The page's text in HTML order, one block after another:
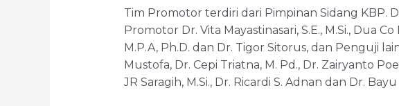
Tim Promotor terdiri dari Pimpinan Sidang KBP.
Promotor Dr. Vita Mayastinasari, S.E., M.Si., Dua
M.P.A, Ph.D. dan Dr. Tigor Sitorus, dan Penguji
Mustofa, Dr. Cepi Triatna, M. Pd., Dr. Zairyanto
JR Saragih, M.Si., Dr. Ricardi S. Adnan dan Dr. Bayu